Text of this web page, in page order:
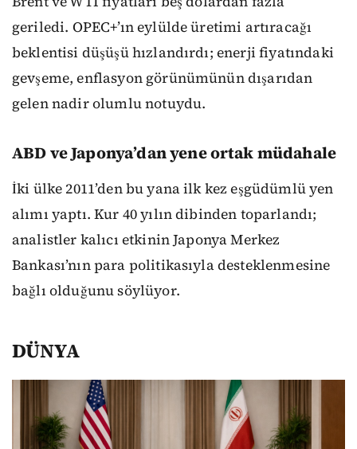
geriledi. OPEC+’ın eylülde üretimi artıracağı
beklentisi düşüşü hızlandırdı; enerji fiyatındaki
gevşeme, enflasyon görünümünün dışarıdan
gelen nadir olumlu notuydu.
ABD ve Japonya’dan yene ortak müdahale
İki ülke 2011’den bu yana ilk kez eşgüdümlü yen
alımı yaptı. Kur 40 yılın dibinden toparlandı;
analistler kalıcı etkinin Japonya Merkez
Bankası’nın para politikasıyla desteklenmesine
bağlı olduğunu söylüyor.
DÜNYA